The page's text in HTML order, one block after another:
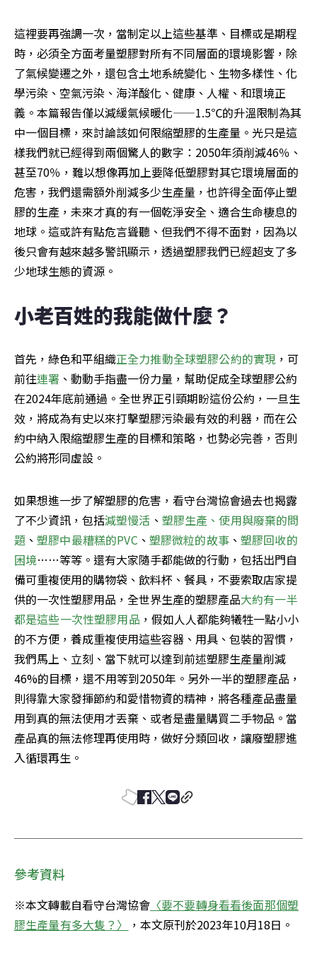
這裡要再強調一次，當制定以上這些基準、目標或是期程
時，必須全方面考量塑膠對所有不同層面的環境影響，除
了氣候變遷之外，還包含土地系統變化、生物多樣性、化
學污染、空氣污染、海洋酸化、健康、人權、和環境正
義。本篇報告僅以減緩氣候暖化——1.5℃的升溫限制為其
中一個目標，來討論該如何限縮塑膠的生產量。光只是這
樣我們就已經得到兩個驚人的數字：2050年須削減46％、
甚至70％，難以想像再加上要降低塑膠對其它環境層面的
危害，我們還需額外削減多少生產量，也許得全面停止塑
膠的生產，未來才真的有一個乾淨安全、適合生命棲息的
地球。這或許有點危言聳聽、但我們不得不面對，因為以
後只會有越來越多警訊顯示，透過塑膠我們已經超支了多
少地球生態的資源。
小老百姓的我能做什麼？
首先，綠色和平組織正全力推動全球塑膠公約的實現 ，可
前往連署 、動動手指盡一份力量，幫助促成全球塑膠公約
在2024年底前通過。全世界正引頸期盼這份公約，一旦生
效，將成為有史以來打擊塑膠污染最有效的利器，而在公
約中納入限縮塑膠生產的目標和策略，也勢必完善，否則
公約將形同虛設。
如果想進一步了解塑膠的危害，看守台灣協會過去也揭露
了不少資訊，包括減塑慢活 、 塑膠生產、使用與廢棄的問
題 、塑膠中最糟糕的PVC 、 塑膠微粒的故事、 塑膠回收的
困境……等等。還有大家隨手都能做的行動，包括出門自
備可重複使用的購物袋、飲料杯、餐具，不要索取店家提
供的一次性塑膠用品，全世界生產的塑膠產品大約有一半
都是這些一次性塑膠用品 ，假如人人都能夠犧牲一點小小
的不方便，養成重複使用這些容器、用具、包裝的習慣，
我們馬上、立刻、當下就可以達到前述塑膠生產量削減
46%的目標，還不用等到2050年。另外一半的塑膠產品，
則得靠大家發揮節約和愛惜物資的精神，將各種產品盡量
用到真的無法使用才丟棄、或者是盡量購買二手物品。當
產品真的無法修理再使用時，做好分類回收，讓廢塑膠進
入循環再生。
參考資料
※本文轉載自看守台灣協會 〈要不要轉身看看後面那個塑
膠生產量有多大隻？〉
，本文原刊於2023年10月18日。